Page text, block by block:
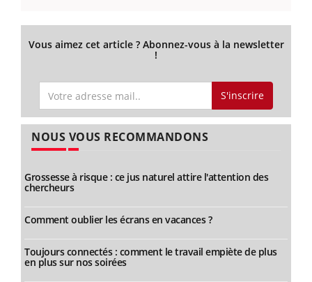
Vous aimez cet article ? Abonnez-vous à la newsletter
!
S'inscrire
NOUS VOUS RECOMMANDONS
Grossesse à risque : ce jus naturel attire l'attention des
chercheurs
Comment oublier les écrans en vacances ?
Toujours connectés : comment le travail empiète de plus
en plus sur nos soirées